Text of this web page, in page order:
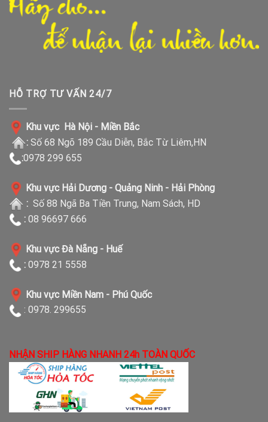
HỖ TRỢ TƯ VẤN 24/7
Khu vực Hà Nội - Miền Bắc
: Số 68 Ngõ 189 Cầu Diễn, Bắc Từ Liêm,HN
:0978 299 655
Khu vực Hải Dương - Quảng Ninh - Hải Phòng
: Số 88 Ngã Ba Tiền Trung, Nam Sách, HD
: 08 96697 666
Khu vực Đà Nẵng - Huế
: 0978 21 5558
Khu vực Miền Nam - Phú Quốc
: 0978. 299655
NHẬN SHIP HÀNG NHANH 24h TOÀN QUỐC